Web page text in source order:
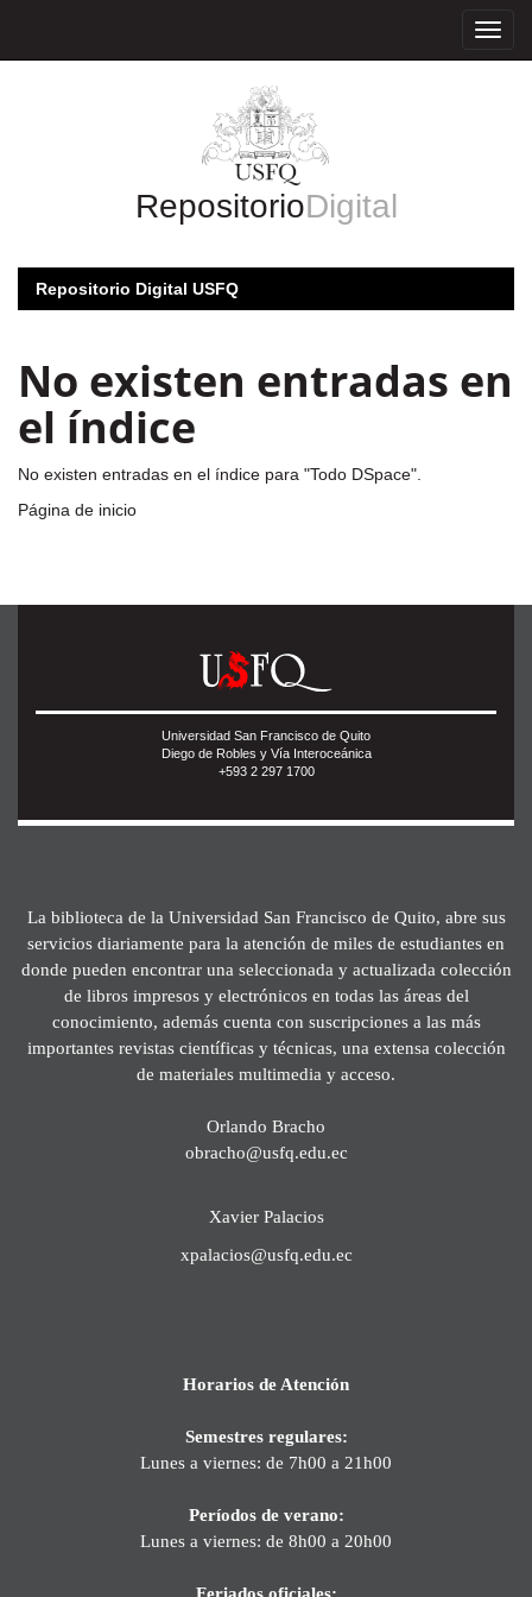
RepositorioDigital
Repositorio Digital USFQ
No existen entradas en
el índice
No existen entradas en el índice para "Todo DSpace".
Página de inicio
Universidad San Francisco de Quito
Diego de Robles y Vía Interoceánica
+593 2 297 1700
La biblioteca de la Universidad San Francisco de Quito, abre sus
servicios diariamente para la atención de miles de estudiantes en
donde pueden encontrar una seleccionada y actualizada colección
de libros impresos y electrónicos en todas las áreas del
conocimiento, además cuenta con suscripciones a las más
importantes revistas científicas y técnicas, una extensa colección
de materiales multimedia y acceso.
Orlando Bracho
obracho@usfq.edu.ec
Xavier Palacios
xpalacios@usfq.edu.ec
Horarios de Atención
Semestres regulares:
Lunes a viernes: de 7h00 a 21h00
Períodos de verano:
Lunes a viernes: de 8h00 a 20h00
Feriados oficiales: